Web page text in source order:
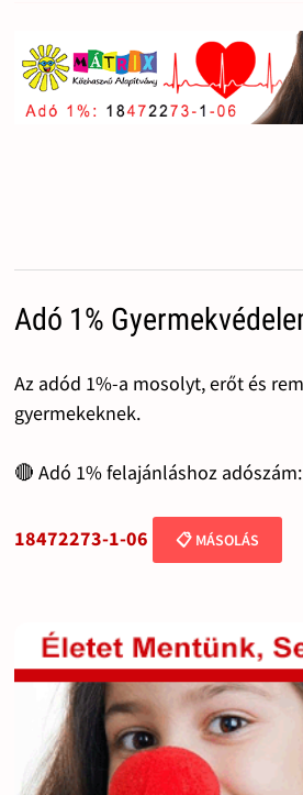
Adó 1%
Az adód 1%-a mosolyt, erőt és
gyermekeknek.
🔴 Adó 1% felajánláshoz adószám:
18472273-1-06 📋 MÁSOLÁS